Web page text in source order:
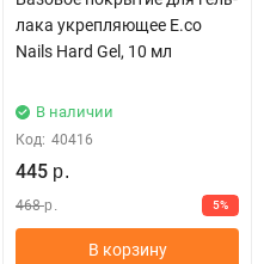
лака укрепляющее E.co
Nails Hard Gel, 10 мл
В наличии
Код: 40416
445 р.
468 р. 5%
В корзину